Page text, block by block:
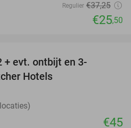
Regulier €37,25
€25,50
+ evt. ontbijt en 3-
Hotels
€45